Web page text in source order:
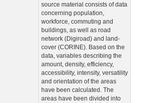
source material consists of data
concerning population,
workforce, commuting and
buildings, as well as road
network (Digiroad) and land-
cover (CORINE). Based on the
data, variables describing the
amount, density, efficiency,
accessibility, intensity, versatility
and orientation of the areas
have been calculated. The
areas have been divided into